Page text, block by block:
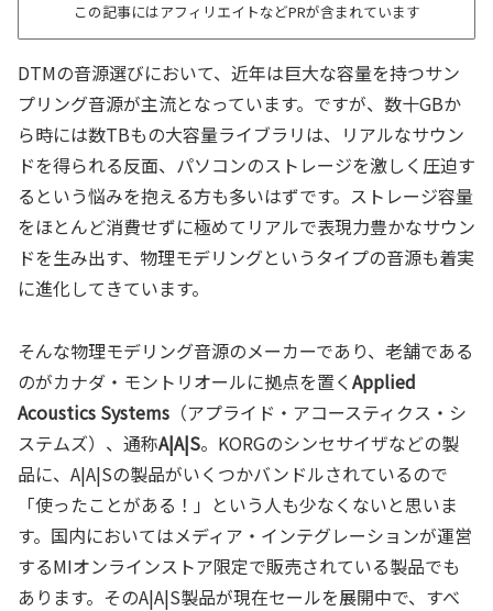
この記事にはアフィリエイトなどPRが含まれています
DTMの音源選びにおいて、近年は巨大な容量を持つサン
プリング音源が主流となっています。ですが、数十GBか
ら時には数TBもの大容量ライブラリは、リアルなサウン
ドを得られる反面、パソコンのストレージを激しく圧迫す
るという悩みを抱える方も多いはずです。ストレージ容量
をほとんど消費せずに極めてリアルで表現力豊かなサウン
ドを生み出す、物理モデリングというタイプの音源も着実
に進化してきています。
そんな物理モデリング音源のメーカーであり、老舗である
のがカナダ・モントリオールに拠点を置く Applied
Acoustics Systems （アプライド・アコースティクス・シ
ステムズ）、通称A|A|S。KORGのシンセサイザなどの製
品に、A|A|Sの製品がいくつかバンドルされているので
「使ったことがある！」という人も少なくないと思いま
す。国内においてはメディア・インテグレーションが運営
するMIオンラインストア限定で販売されている製品でも
あります。そのA|A|S製品が現在セールを展開中で、すべ